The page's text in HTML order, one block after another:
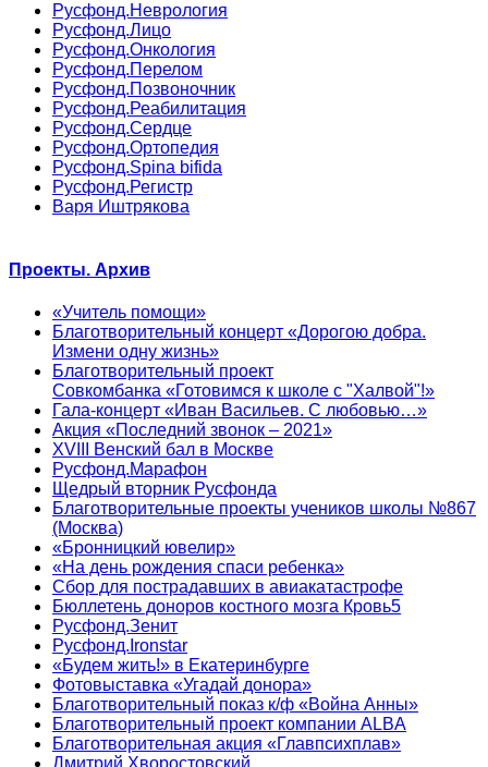
Русфонд.Неврология
Русфонд.Лицо
Русфонд.Онкология
Русфонд.Перелом
Русфонд.Позвоночник
Русфонд.Реабилитация
Русфонд.Сердце
Русфонд.Ортопедия
Русфонд.Spina bifida
Русфонд.Регистр
Варя Иштрякова
Проекты. Архив
«Учитель помощи»
Благотворительный концерт «Дорогою добра.
Измени одну жизнь»
Благотворительный проект
Совкомбанка «Готовимся к школе с "Халвой"!»
Гала-концерт «Иван Васильев. С любовью…»
Акция «Последний звонок – 2021»
XVIII Венский бал в Москве
Русфонд.Марафон
Щедрый вторник Русфонда
Благотворительные проекты учеников школы №867
(Москва)
«Бронницкий ювелир»
«На день рождения спаси ребенка»
Сбор для пострадавших в авиакатастрофе
Бюллетень доноров костного мозга Кровь5
Русфонд.Зенит
Русфонд.Ironstar
«Будем жить!» в Екатеринбурге
Фотовыставка «Угадай донора»
Благотворительный показ к/ф «Война Анны»
Благотворительный проект компании ALBA
Благотворительная акция «Главпсихплав»
Дмитрий Хворостовский